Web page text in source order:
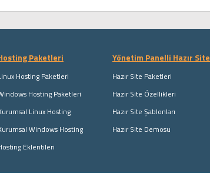
Paketleri
Hosting Paketleri
Hosting Paketleri
Linux Hosting
Windows Hosting
Eklentileri
Yönetim Panelli Hazır Site
Hazır Site Paketleri
Hazır Site Özellikleri
Hazır Site Şablonları
Hazır Site Demosu